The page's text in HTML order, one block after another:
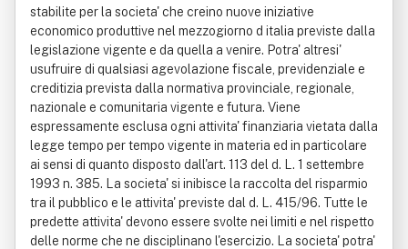
stabilite per la societa' che creino nuove iniziative
economico produttive nel mezzogiorno d italia previste dalla
legislazione vigente e da quella a venire. Potra' altresi'
usufruire di qualsiasi agevolazione fiscale, previdenziale e
creditizia prevista dalla normativa provinciale, regionale,
nazionale e comunitaria vigente e futura. Viene
espressamente esclusa ogni attivita' finanziaria vietata dalla
legge tempo per tempo vigente in materia ed in particolare
ai sensi di quanto disposto dall'art. 113 del d. L. 1 settembre
1993 n. 385. La societa' si inibisce la raccolta del risparmio
tra il pubblico e le attivita' previste dal d. L. 415/96. Tutte le
predette attivita' devono essere svolte nei limiti e nel rispetto
delle norme che ne disciplinano l'esercizio. La societa' potra'